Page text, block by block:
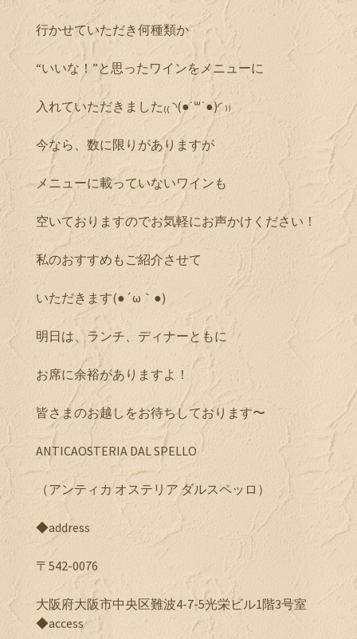
行かせていただき何種類か
“いいな！”と思ったワインをメニューに
入れていただきました₍₍ ◝(●˙꒳˙●)◜ ₎₎
今なら、数に限りがありますが
メニューに載っていないワインも
空いておりますのでお気軽にお声かけください！
私のおすすめもご紹介させて
いただきます(●´ω｀●)
明日は、ランチ、ディナーともに
お席に余裕がありますよ！
皆さまのお越しをお待ちしております〜
ANTICAOSTERIA DAL SPELLO
（アンティカ オステリア ダルスペッロ）
◆address
〒542-0076
大阪府大阪市中央区難波4-7-5光栄ビル1階3号室
◆access